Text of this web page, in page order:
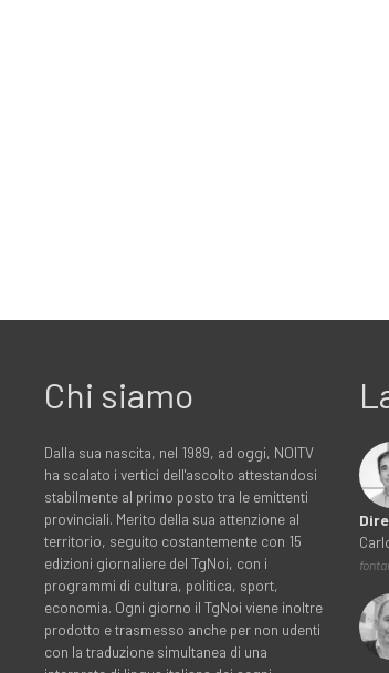
Chi siamo
Dalla sua nascita, nel 1989, ad oggi, NOITV
ha scalato i vertici dell'ascolto attestandosi
stabilmente al primo posto tra le emittenti
provinciali. Merito della sua attenzione al
territorio, seguito costantemente con 15
edizioni giornaliere del TgNoi, con i
programmi di cultura, politica, sport,
economia. Ogni giorno il TgNoi viene inoltre
prodotto e trasmesso anche per non udenti
con la traduzione simultanea di una